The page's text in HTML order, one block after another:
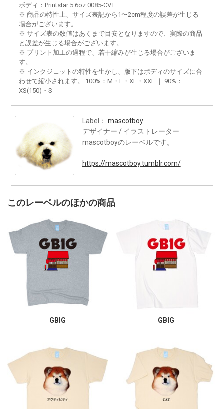
ボディ：Printstar 5.6oz 0085-CVT
※ 商品の特性上、サイズ表記から1〜2cm程度の誤差が生じる
場合がございます。
※ サイズ表の数値はあくまで目安となりますので、実際の商品
と誤差が生じる場合がございます。
※ プリント加工の過程で、若干縮みが生じる場合がございま
す。
※ インクジェットの特性を生かし、版下はボディのサイズに合
わせて縮小されます。 100%：M・L・XL・XXL ｜ 90%：
XS(150)・S
Label： mascotboy
デザイナー / イラストレーター
mascotboyのレーベルです。
https://mascotboy.tumblr.com/
このレーベルのほかの商品
GBIG GBIG